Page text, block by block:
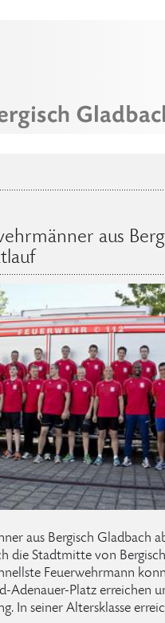
aus
aus Bergisch Gladbach
die Stadtmitte von
Feuerwehrmann
Adenauer-Platz erreichen
In seiner Altersklasse